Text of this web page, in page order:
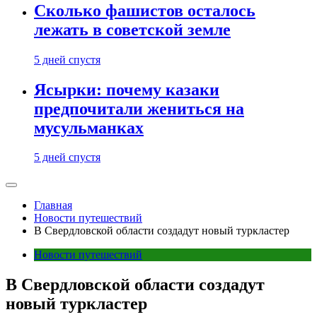
Сколько фашистов осталось
лежать в советской земле
5 дней спустя
Ясырки: почему казаки
предпочитали жениться на
мусульманках
5 дней спустя
Главная
Новости путешествий
В Свердловской области создадут новый туркластер
Новости путешествий
В Свердловской области создадут
новый туркластер